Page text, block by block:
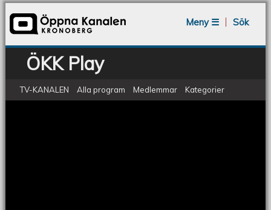
Meny ☰
Sök
ÖKK Play
TV-KANALEN Alla program Medlemmar Kategorier